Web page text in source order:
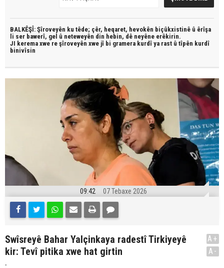
BALKÊŞÎ: Şîroveyên ku têde; çêr, heqaret, hevokên biçûkxistinê û êrîşa
li ser bawerî, gel û neteweyên din hebin, dê neyêne erêkirin.
JI kerema xwe re şîroveyên xwe jî bi gramera kurdî ya rast û tîpên kurdî
binivîsin
09:42 07 Tebaxe 2026
Swîsreyê Bahar Yalçinkaya radestî Tirkiyeyê
kir: Tevî pitika xwe hat girtin
.
A+
A-